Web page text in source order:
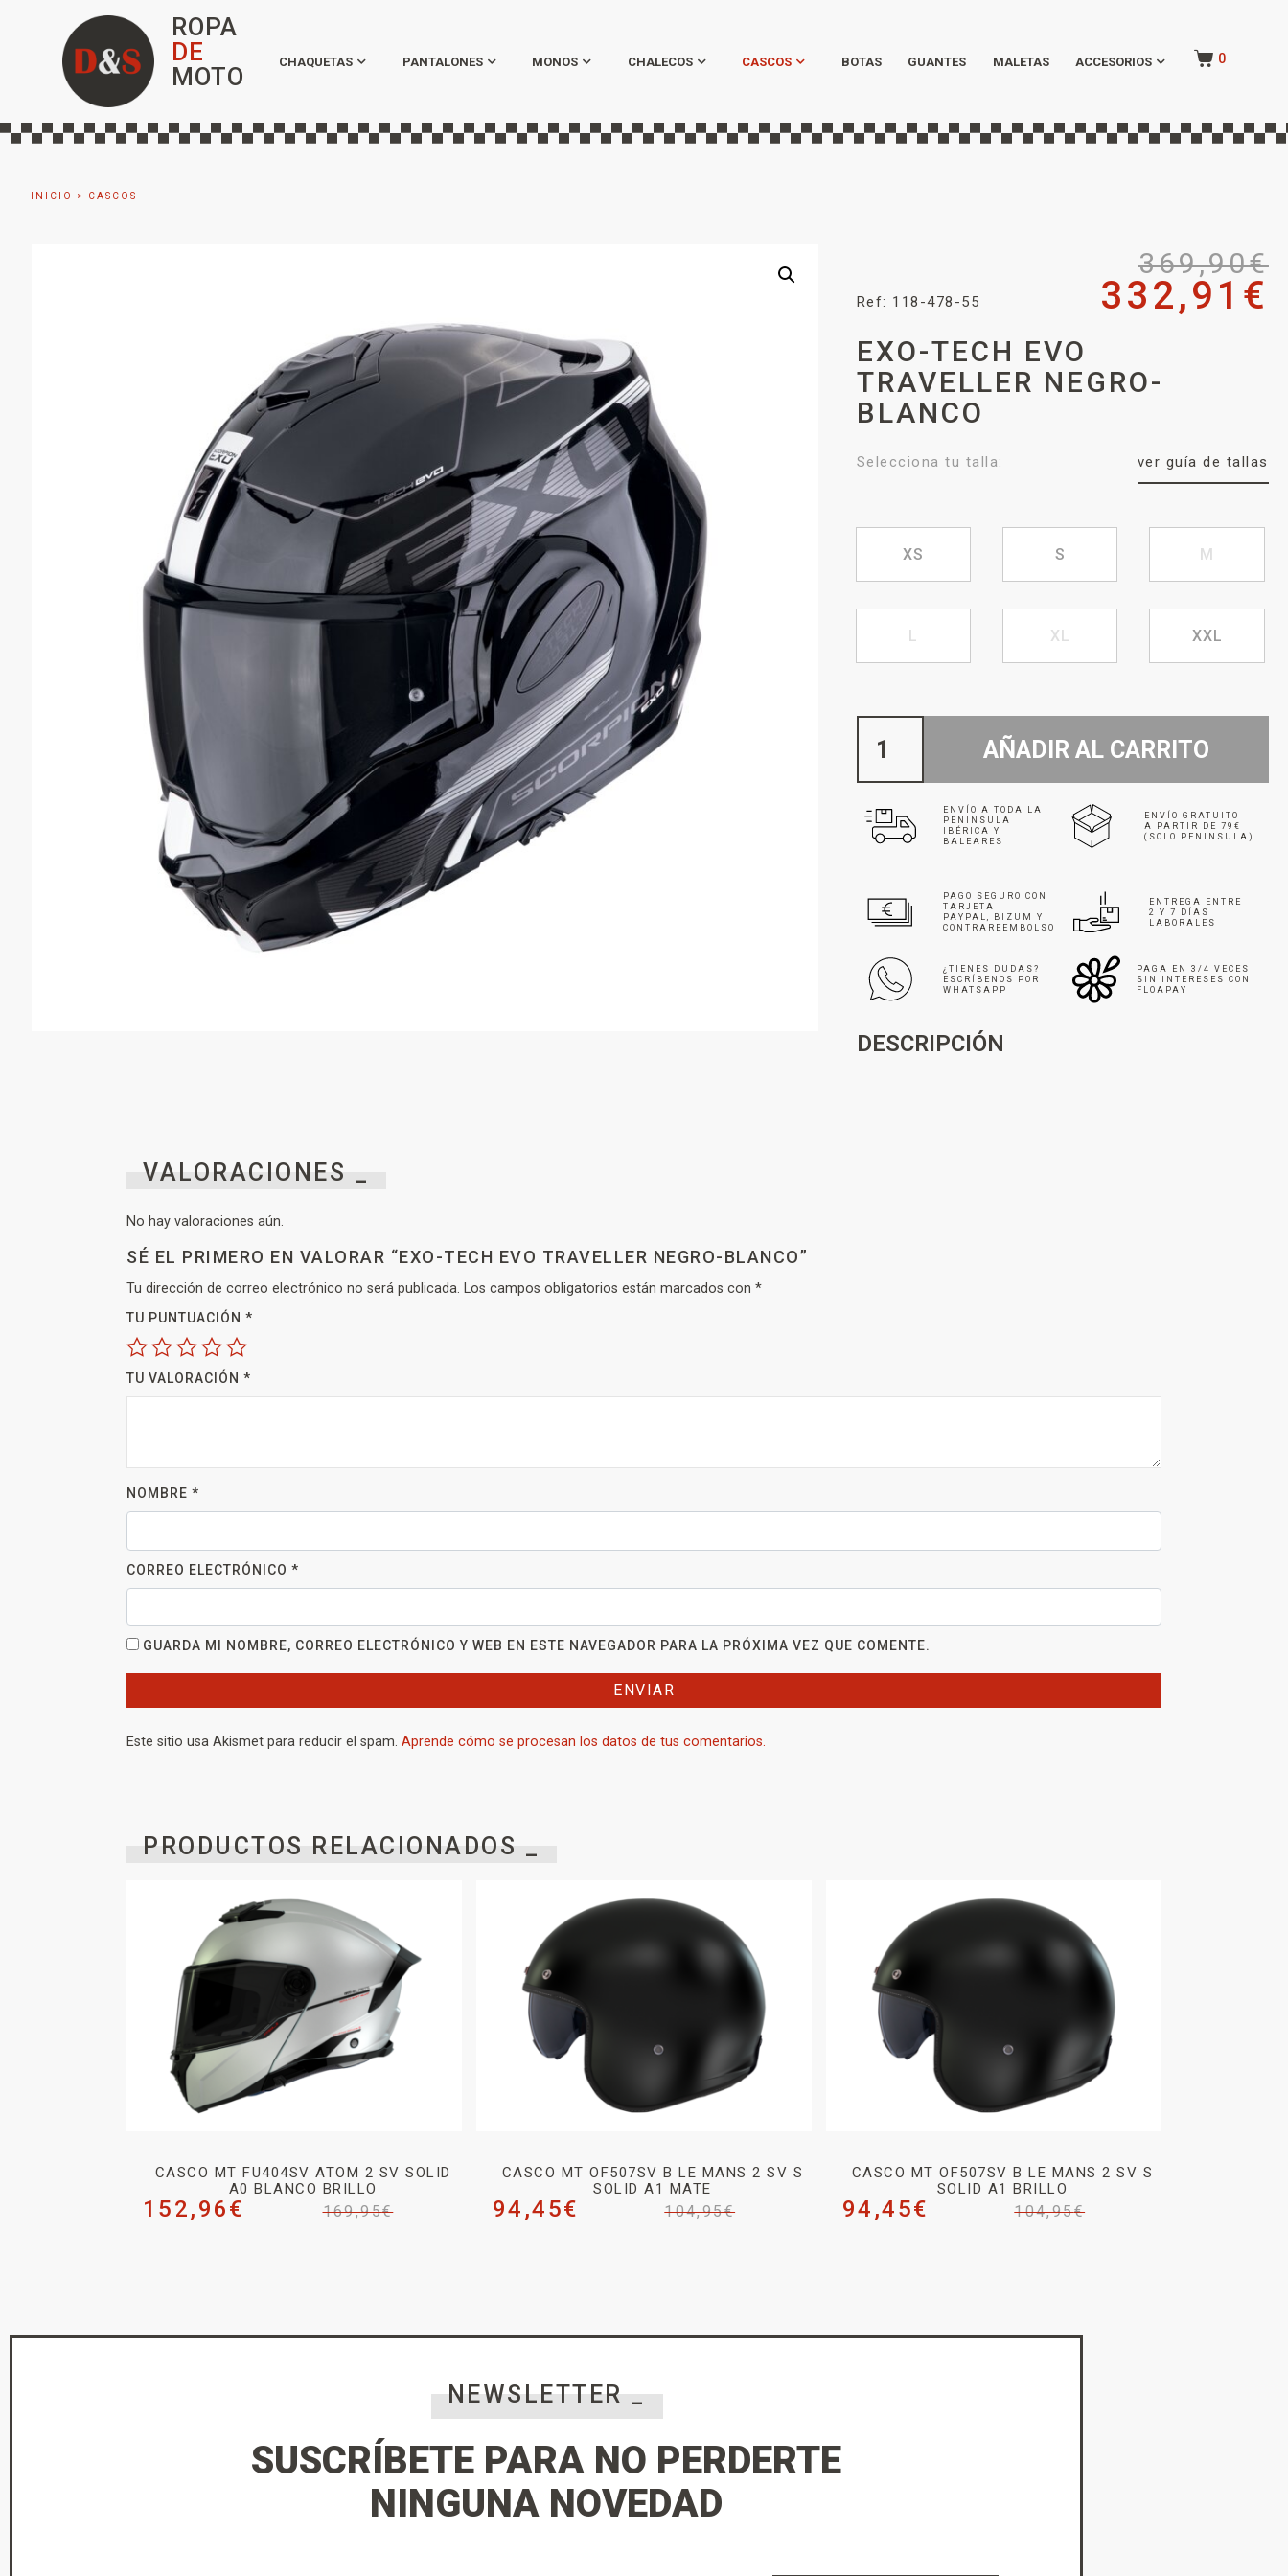
ROPA
DE
MOTO
CHAQUETAS PANTALONES MONOS CHALECOS CASCOS BOTAS GUANTES MALETAS ACCESORIOS 0
INICIO > CASCOS
Ref: 118-478-55
369,90€
332,91 €
EXO-TECH EVO
TRAVELLER NEGRO-
BLANCO
Selecciona tu talla: ver guía de tallas
XS S M
L XL XXL
AÑADIR AL CARRITO
ENVÍO A TODA LA
PENINSULA
IBÉRICA Y
BALEARES
ENVÍO GRATUITO
A PARTIR DE 79€
(SOLO PENINSULA)
PAGO SEGURO CON
TARJETA
PAYPAL, BIZUM Y
CONTRAREEMBOLSO
ENTREGA ENTRE
2 Y 7 DÍAS
LABORALES
¿TIENES DUDAS?
ESCRÍBENOS POR
WHATSAPP
PAGA EN 3/4 VECES
SIN INTERESES CON
FLOAPAY
DESCRIPCIÓN
VALORACIONES _
No hay valoraciones aún.
SÉ EL PRIMERO EN VALORAR “EXO-TECH EVO TRAVELLER NEGRO-BLANCO”
Tu dirección de correo electrónico no será publicada. Los campos obligatorios están marcados con *
TU PUNTUACIÓN *
TU VALORACIÓN *
NOMBRE *
CORREO ELECTRÓNICO *
GUARDA MI NOMBRE, CORREO ELECTRÓNICO Y WEB EN ESTE NAVEGADOR PARA LA PRÓXIMA VEZ QUE COMENTE.
Este sitio usa Akismet para reducir el spam. Aprende cómo se procesan los datos de tus comentarios.
PRODUCTOS RELACIONADOS _
CASCO MT FU404SV ATOM 2 SV SOLID
A0 BLANCO BRILLO
169,95€
152,96€
CASCO MT OF507SV B LE MANS 2 SV S
SOLID A1 MATE
104,95€
94,45€
CASCO MT OF507SV B LE MANS 2 SV S
SOLID A1 BRILLO
104,95€
94,45€
NEWSLETTER _
SUSCRÍBETE PARA NO PERDERTE
NINGUNA NOVEDAD